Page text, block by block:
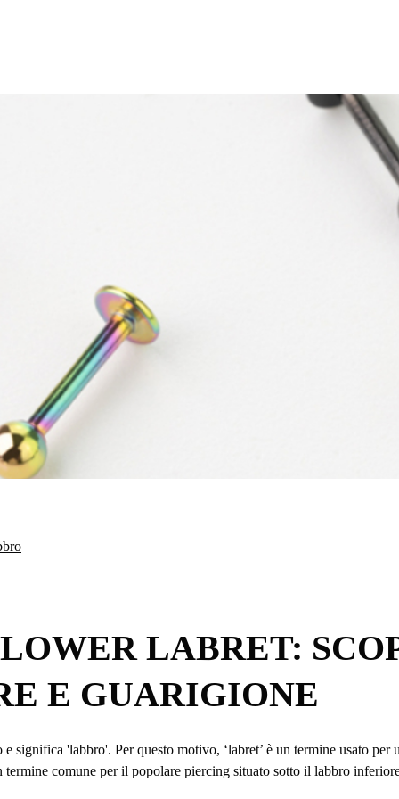
LABRET:
E GUARIGIONE
significa 'labbro'. Per questo motivo, ‘labret’ è un termine usato
termine comune per il popolare piercing situato sotto il labbro